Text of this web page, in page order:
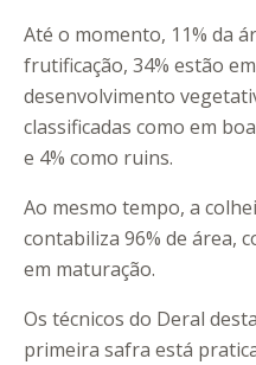
Até o momento, 11% da
frutificação, 34% estão
desenvolvimento
classificadas como em
e 4% como ruins.
Ao mesmo tempo, a
contabiliza 96% de área,
em maturação.
Os técnicos do Deral
primeira safra está